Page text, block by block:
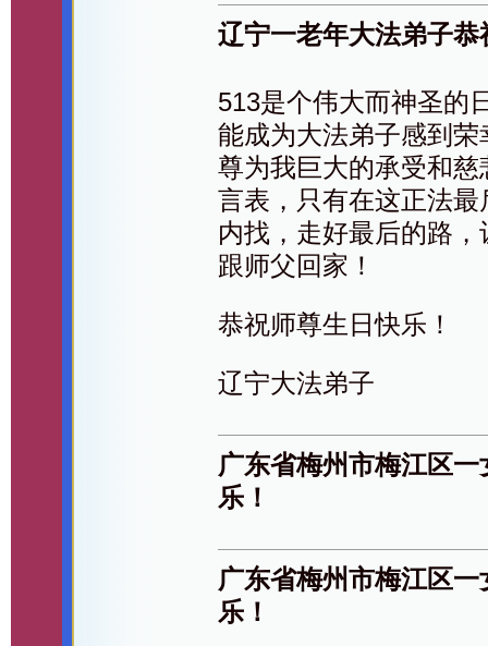
辽宁一老年大法弟子
513是个伟大而神圣的
能成为大法弟子感到
尊为我巨大的承受和
言表，只有在这正法
内找，走好最后的路
跟师父回家！
恭祝师尊生日快乐！
辽宁大法弟子
广东省梅州市梅江区
乐！
广东省梅州市梅江区
乐！